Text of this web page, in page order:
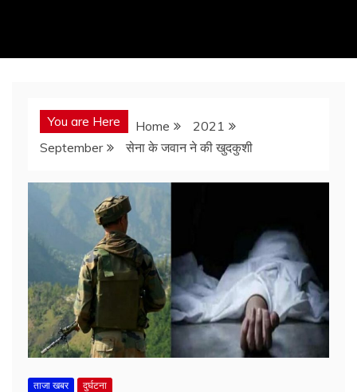
You are Here Home
2021
September
सेना के जवान ने की खुदकुशी
ताजा खबर दुर्घटना